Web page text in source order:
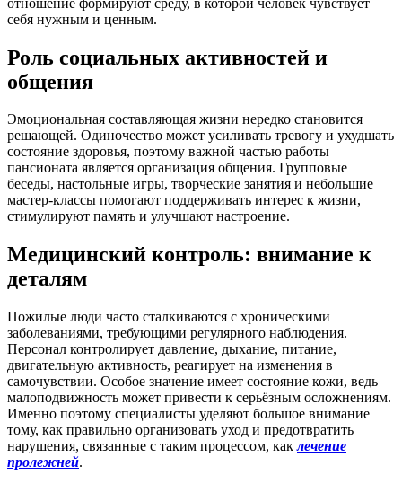
себя нужным и ценным.
Роль социальных активностей и
общения
Эмоциональная составляющая жизни нередко становится
решающей. Одиночество может усиливать тревогу и ухудшать
состояние здоровья, поэтому важной частью работы
пансионата является организация общения. Групповые
беседы, настольные игры, творческие занятия и небольшие
мастер-классы помогают поддерживать интерес к жизни,
стимулируют память и улучшают настроение.
Медицинский контроль: внимание к
деталям
Пожилые люди часто сталкиваются с хроническими
заболеваниями, требующими регулярного наблюдения.
Персонал контролирует давление, дыхание, питание,
двигательную активность, реагирует на изменения в
самочувствии. Особое значение имеет состояние кожи, ведь
малоподвижность может привести к серьёзным осложнениям.
Именно поэтому специалисты уделяют большое внимание
тому, как правильно организовать уход и предотвратить
нарушения, связанные с таким процессом, каклечение
пролежней.